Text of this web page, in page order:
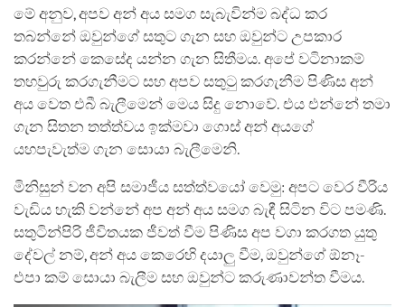
මේ අනුව, අපව අන් අය සමග සැබැවින්ම බද්ධ කර
තබන්නේ ඔවුන්ගේ සතුට ගැන සහ ඔවුන්ට උපකාර
කරන්නේ කෙසේද යන්න ගැන සිතීමය. අපේ වටිනාකම්
තහවුරු කරගැනීමට සහ අපව සතුටු කරගැනීම පිණිස අන්
අය වෙත එබී බැලීමෙන් මෙය සිදු නොවේ. එය එන්නේ තමා
ගැන සිතන තත්ත්වය ඉක්මවා ගොස් අන් අයගේ
යහපැවැත්ම ගැන සොයා බැලීමෙනි.
මිනිසුන් වන අපි සමාජීය සත්ත්වයෝ වෙමු: අපට වෙර වීරිය
වැඩිය හැකි වන්නේ අප අන් අය සමග බැඳී සිටින විට පමණි.
සතුටින්පිරි ජීවිතයක ජීවත් වීම පිණිස අප වගා කරගත යුතු
දේවල් නම්, අන් අය කෙරෙහි දයාලු වීම, ඔවුන්ගේ ඕනෑ-
එපා කම් සොයා බැලීම සහ ඔවුන්ට කරුණාවන්ත වීමය.